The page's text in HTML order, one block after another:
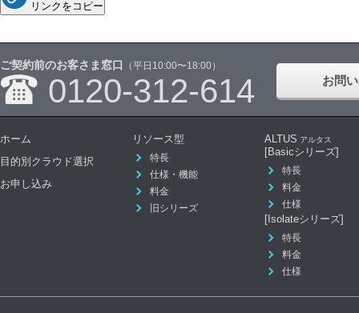
リンクをコピー
ご契約前のお客さま窓口 （平日10:00〜18:00）
0120-312-614 お問
ホーム
目的別クラウド選択
お申し込み
リソース型
特長
仕様・機能
料金
旧シリーズ
ALTUS アルタス
[Basicシリーズ]
特長
料金
仕様
[Isolateシリーズ]
特長
料金
仕様